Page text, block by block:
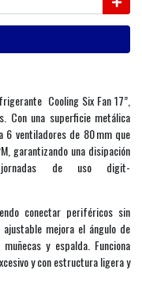
Cooling Six Fan 17”,
Con una superficie metálica
ventiladores de 80 mm que
garantizando una disipación
de uso digit-
conectar periféricos sin
mejora el ángulo de
y espalda. Funciona
y con estructura ligera y